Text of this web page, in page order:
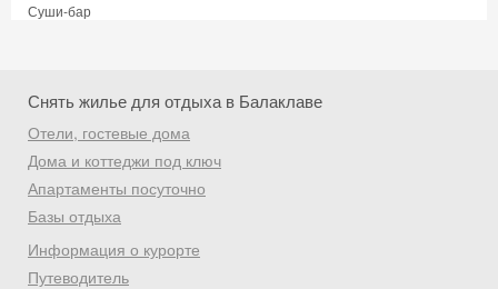
Суши-бар
Снять жилье для отдыха в Балаклаве
Отели, гостевые дома
Дома и коттеджи под ключ
Апартаменты посуточно
Базы отдыха
Информация о курорте
Путеводитель
Скидка −5%
Хочешь дешевле? Оставь почту и получи
промокод на первое бронирование!